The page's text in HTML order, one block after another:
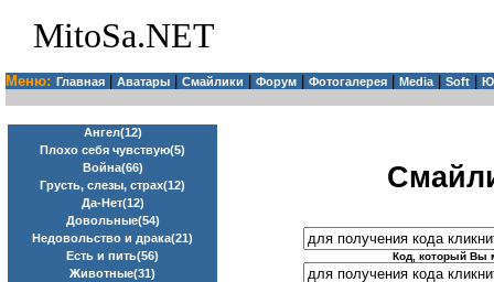
MitoSa.NET
Меню: Главная Аватары Смайлики Форум Фотогалерея Media| Soft
Ангел(12)
Плохо себя чувствую(5)
Война(66)
Грусть, слезы, страх(12)
Да-Нет(12)
Довольные(54)
Недовольство и драка(21)
Есть и пить(56)
Животные(31)
Код, который Вы